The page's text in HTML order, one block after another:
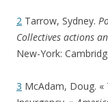
2 Tarrow, Sydney.
Collectives actions
New-York:
3 McAdam, Doug.